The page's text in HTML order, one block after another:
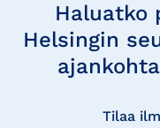
Haluatko
Helsingin
Tilaa